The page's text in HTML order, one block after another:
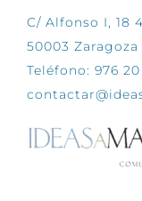
C/ Alfonso I, 18
50003 Zaragoza
Teléfono: 976